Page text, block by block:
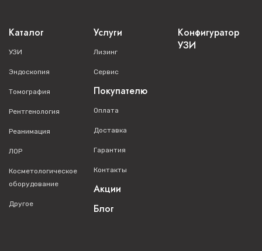
Каталог
УЗИ
Эндоскопия
Томография
Рентгенология
Реанимация
ЛОР
Косметологическое
оборудование
Другое
Услуги
Лизинг
Сервис
Покупателю
Оплата
Доставка
Гарантия
Контакты
Акции
Блог
Конфигуратор
УЗИ